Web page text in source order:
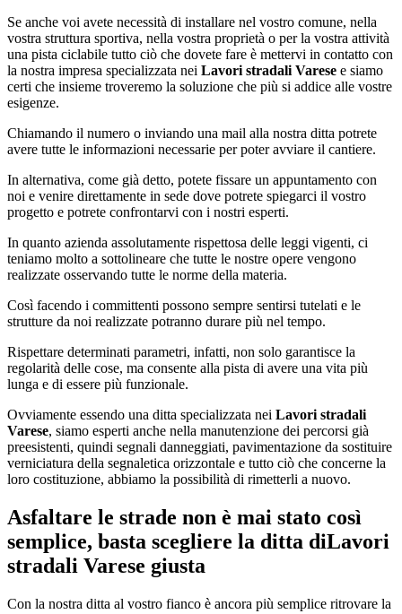
Se anche voi avete necessità di installare nel vostro comune, nella
vostra struttura sportiva, nella vostra proprietà o per la vostra attività
una pista ciclabile tutto ciò che dovete fare è mettervi in contatto con
la nostra impresa specializzata nei Lavori stradali Varese e siamo
certi che insieme troveremo la soluzione che più si addice alle vostre
esigenze.
Chiamando il numero o inviando una mail alla nostra ditta potrete
avere tutte le informazioni necessarie per poter avviare il cantiere.
In alternativa, come già detto, potete fissare un appuntamento con
noi e venire direttamente in sede dove potrete spiegarci il vostro
progetto e potrete confrontarvi con i nostri esperti.
In quanto azienda assolutamente rispettosa delle leggi vigenti, ci
teniamo molto a sottolineare che tutte le nostre opere vengono
realizzate osservando tutte le norme della materia.
Così facendo i committenti possono sempre sentirsi tutelati e le
strutture da noi realizzate potranno durare più nel tempo.
Rispettare determinati parametri, infatti, non solo garantisce la
regolarità delle cose, ma consente alla pista di avere una vita più
lunga e di essere più funzionale.
Ovviamente essendo una ditta specializzata nei Lavori stradali
Varese, siamo esperti anche nella manutenzione dei percorsi già
preesistenti, quindi segnali danneggiati, pavimentazione da sostituire
verniciatura della segnaletica orizzontale e tutto ciò che concerne la
loro costituzione, abbiamo la possibilità di rimetterli a nuovo.
Asfaltare le strade non è mai stato così
semplice, basta scegliere la ditta diLavori
stradali Varese giusta
Con la nostra ditta al vostro fianco è ancora più semplice ritrovare la